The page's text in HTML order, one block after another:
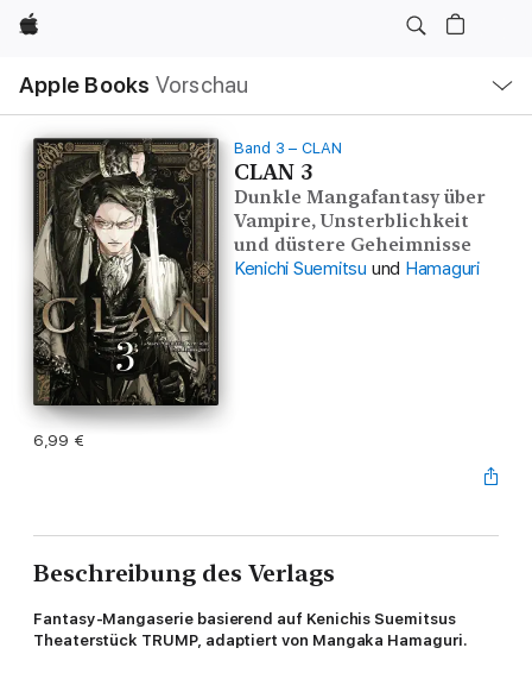
Apple
Apple Books Vorschau
Navigation
Menü
öffnen
Band 3 – CLAN
CLAN 3
Dunkle Mangafantasy über
Vampire, Unsterblichkeit
und düstere Geheimnisse
Kenichi Suemitsu und Hamaguri
6,99 €
Beschreibung des Verlags
Fantasy-Mangaserie basierend auf Kenichis Suemitsus
Theaterstück TRUMP, adaptiert von Mangaka Hamaguri.